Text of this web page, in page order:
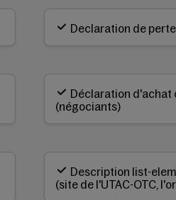
Declaration de
Déclaration d'achat
(négociants)
Description list-
(site de l'UTAC-OTC,